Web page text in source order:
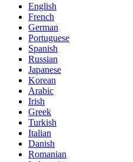
English
French
German
Portuguese
Spanish
Russian
Japanese
Korean
Arabic
Irish
Greek
Turkish
Italian
Danish
Romanian